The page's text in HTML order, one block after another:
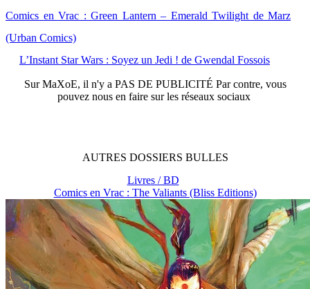
Comics en Vrac : Green Lantern – Emerald Twilight de Marz
(Urban Comics)
L’Instant Star Wars : Soyez un Jedi ! de Gwendal Fossois
SurMaXoE, il n'y a PAS DE PUBLICITÉ Par contre, vous
pouvez nous en faire sur les réseaux sociaux
AUTRES DOSSIERS BULLES
Livres / BD
Comics en Vrac : The Valiants (Bliss Editions)